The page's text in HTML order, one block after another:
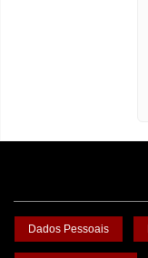
Dados Pessoais